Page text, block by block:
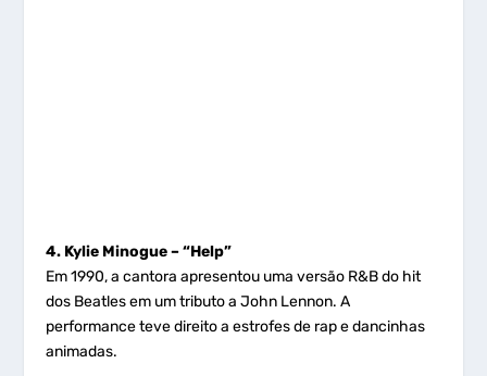
4. Kylie Minogue – “Help”
Em 1990, a cantora apresentou uma versão R&B do hit
dos Beatles em um tributo a John Lennon. A
performance teve direito a estrofes de rap e dancinhas
animadas.